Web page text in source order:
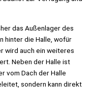
das Außenlager des
hinter die Halle, wofür
wird auch ein weiteres
Neben der Halle ist
vom Dach der Halle
sondern kann direkt